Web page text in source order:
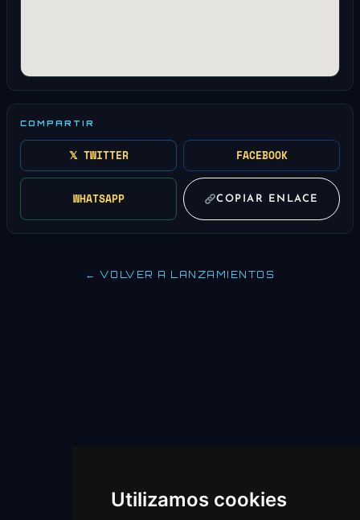
Utilizamos cookies
COMPARTIR
𝕏 TWITTER FACEBOOK
WHATSAPP COPIAR ENLACE
← VOLVER A LANZAMIENTOS